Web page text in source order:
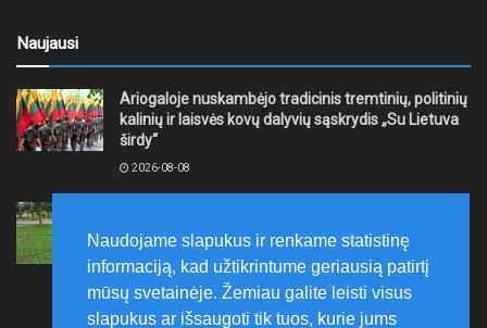
Naujausi
Ariogaloje nuskambėjo tradicinis tremtinių, politinių
kalinių ir laisvės kovų dalyvių sąskrydis „Su Lietuva
širdy“
2026-08-08
laikytis Kelių eismo taisyklių, tausoti aplinką
2026-08-08
Naudojame slapukus ir renkame statistinę
informaciją, kad užtikrintume geriausią patirtį
mūsų svetainėje. Žemiau galite leisti visus
slapukus ar išsaugoti tik tuos, kurie jums